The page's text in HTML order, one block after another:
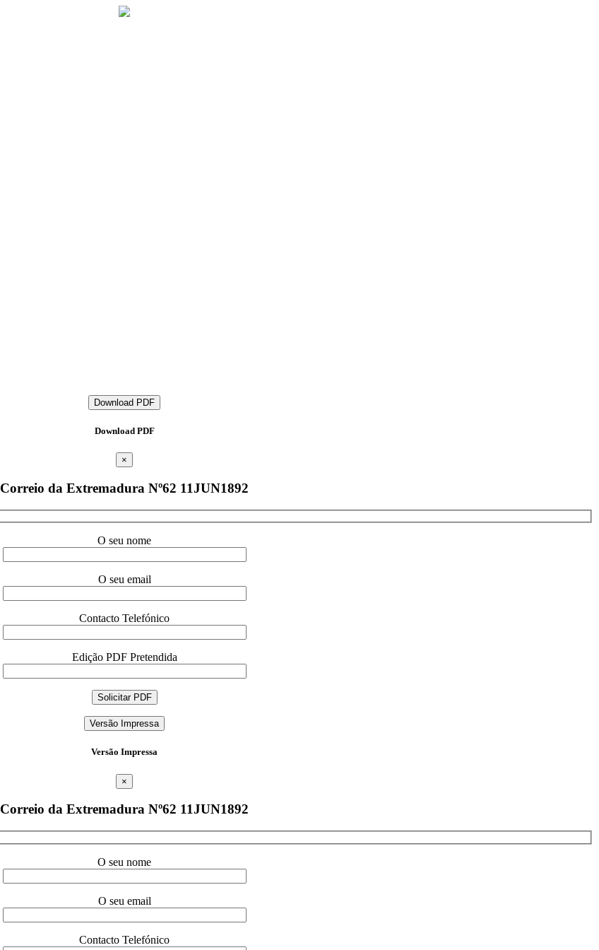
Download PDF
Download PDF
×
Correio da Extremadura Nº62 11JUN1892
O seu nome
O seu email
Contacto Telefónico
Edição PDF Pretendida
Versão Impressa
Versão Impressa
×
Correio da Extremadura Nº62 11JUN1892
O seu nome
O seu email
Contacto Telefónico